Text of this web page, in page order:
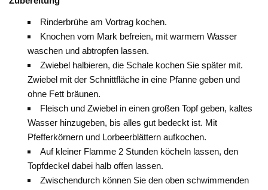
Rinderbrühe am Vortrag kochen.
Knochen vom Mark befreien, mit warmem Wasser
waschen und abtropfen lassen.
Zwiebel halbieren, die Schale kochen Sie später mit.
Zwiebel mit der Schnittfläche in eine Pfanne geben und
ohne Fett bräunen.
Fleisch und Zwiebel in einen großen Topf geben, kaltes
Wasser hinzugeben, bis alles gut bedeckt ist. Mit
Pfefferkörnern und Lorbeerblättern aufkochen.
Auf kleiner Flamme 2 Stunden köcheln lassen, den
Topfdeckel dabei halb offen lassen.
Zwischendurch können Sie den oben schwimmenden